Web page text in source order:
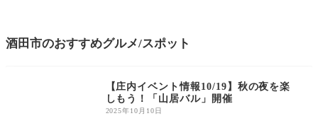
酒田市のおすすめグルメ/スポット
【庄内イベント情報10/19】秋の夜を楽
しもう！「山居バル」開催
2025年10月10日